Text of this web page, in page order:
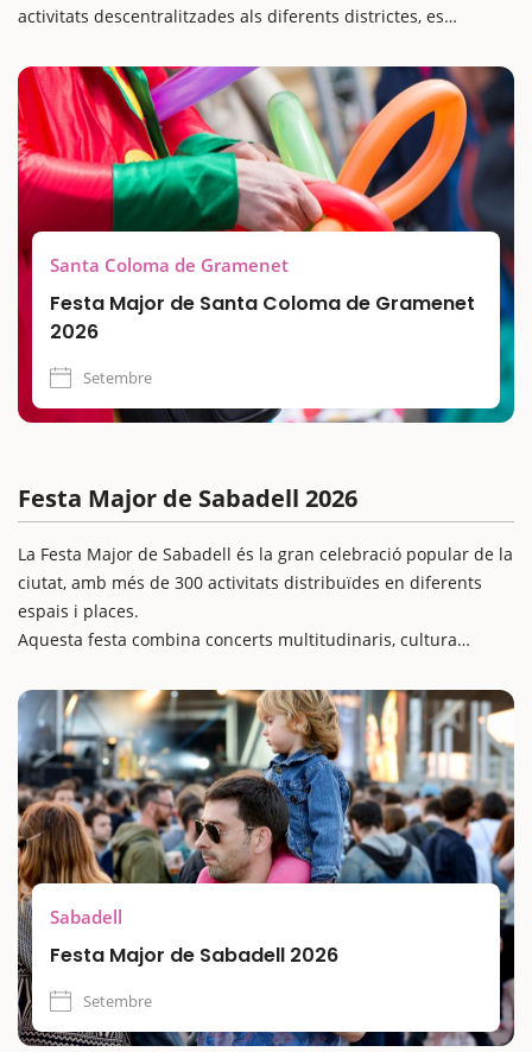
activitats descentralitzades als diferents districtes, es
per gaudir d’una escapada amb nens a una ciutat activa i
acollidora.
Santa Coloma de Gramenet
Festa Major de Santa Coloma de Gramenet
2026
Setembre
Festa Major de Sabadell 2026
La Festa Major de Sabadell és la gran celebració popular de la
ciutat, amb més de 300 activitats distribuïdes en diferents
espais i places.
Aquesta festa combina concerts multitudinaris, cultura
família. Els carrers s’omplen de música, danses, cercaviles,
atraccions i espectacles per a totes les edats, convertint-se en
una oportunitat perfecta per fer una escapada amb nens i
viure de prop l’ambient festiu i cultural de Sabadell.
Sabadell
Festa Major de Sabadell 2026
Setembre